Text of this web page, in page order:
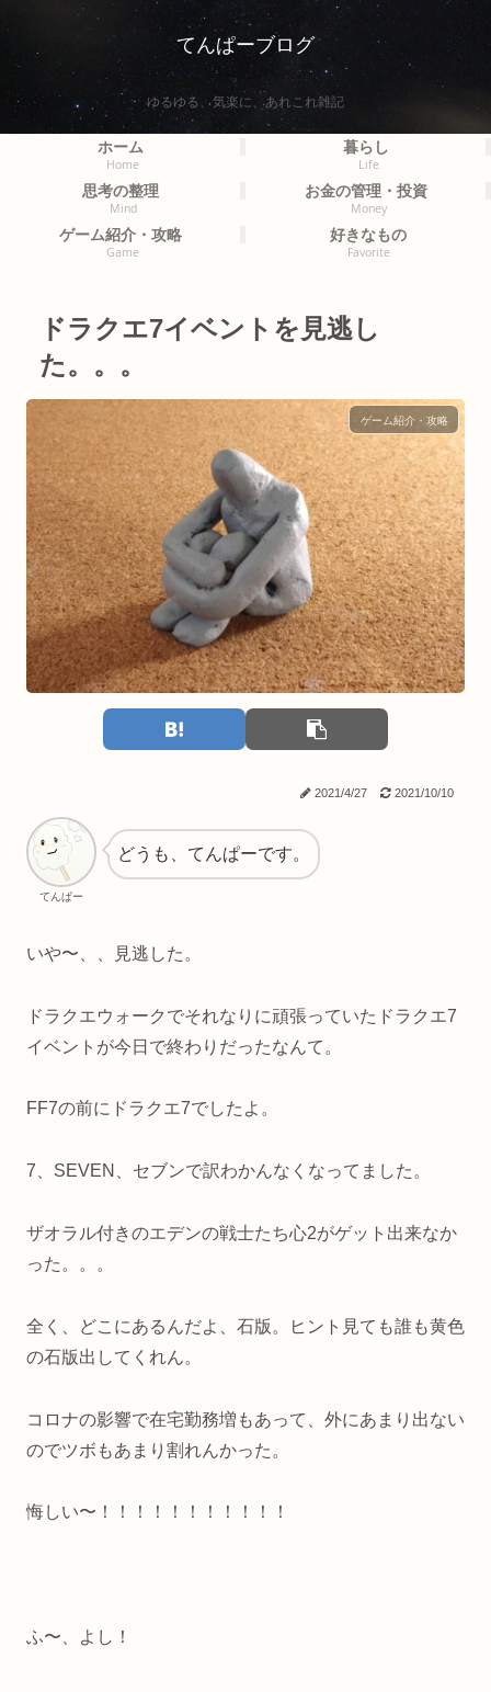
てんぱーブログ
ゆるゆる、気楽に、あれこれ雑記
ホーム
Home
暮らし
Life
思考の整理
Mind
お金の管理・投資
Money
ゲーム紹介・攻略
Game
好きなもの
Favorite
ドラクエ7イベントを見逃し
た。。。
ゲーム紹介・攻略
2021/4/27 2021/10/10
てんぱー
どうも、てんぱーです。
いや〜、、見逃した。
ドラクエウォークでそれなりに頑張っていたドラクエ7
イベントが今日で終わりだったなんて。
FF7の前にドラクエ7でしたよ。
7、SEVEN、セブンで訳わかんなくなってました。
ザオラル付きのエデンの戦士たち心2がゲット出来なか
った。。。
全く、どこにあるんだよ、石版。ヒント見ても誰も黄色
の石版出してくれん。
コロナの影響で在宅勤務増もあって、外にあまり出ない
のでツボもあまり割れんかった。
悔しい〜！！！！！！！！！！！
ふ〜、よし！